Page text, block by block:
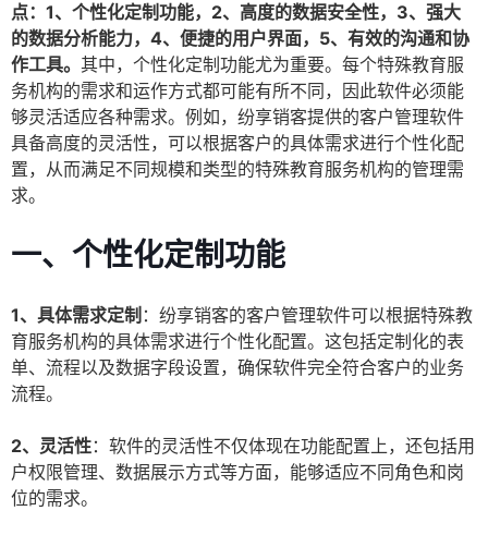
点：1、个性化定制功能，2、高度的数据安全性，3、强大
的数据分析能力，4、便捷的用户界面，5、有效的沟通和协
作工具。 其中，个性化定制功能尤为重要。每个特殊教育服
务机构的需求和运作方式都可能有所不同，因此软件必须能
够灵活适应各种需求。例如，纷享销客提供的客户管理软件
具备高度的灵活性，可以根据客户的具体需求进行个性化配
置，从而满足不同规模和类型的特殊教育服务机构的管理需
求。
一、个性化定制功能
1、具体需求定制 ：纷享销客的客户管理软件可以根据特殊教
育服务机构的具体需求进行个性化配置。这包括定制化的表
单、流程以及数据字段设置，确保软件完全符合客户的业务
流程。
2、灵活性：软件的灵活性不仅体现在功能配置上，还包括用
户权限管理、数据展示方式等方面，能够适应不同角色和岗
位的需求。